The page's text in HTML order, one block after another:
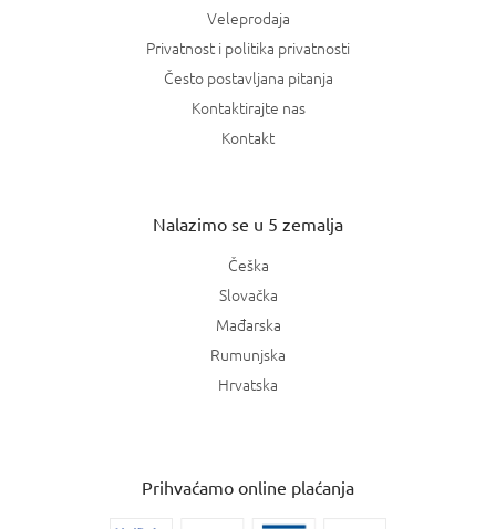
Veleprodaja
Privatnost i politika privatnosti
Često postavljana pitanja
Kontaktirajte nas
Kontakt
Nalazimo se u 5 zemalja
Češka
Slovačka
Mađarska
Rumunjska
Hrvatska
Prihvaćamo online plaćanja